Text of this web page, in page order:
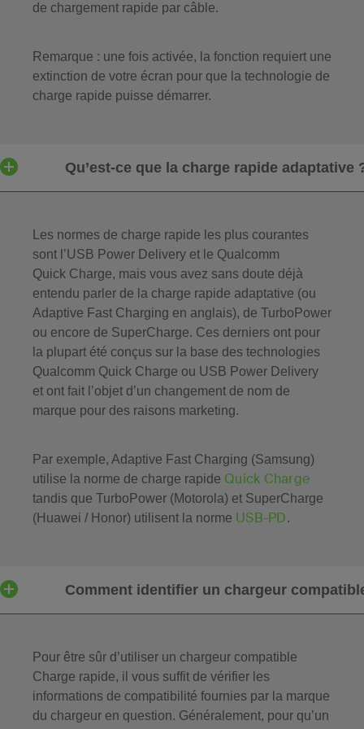
de chargement rapide par câble.
Remarque : une fois activée, la fonction requiert une
extinction de votre écran pour que la technologie de
charge rapide puisse démarrer.
Qu’est-ce que la charge rapide adaptative
Les normes de charge rapide les plus courantes
sont l’USB Power Delivery et le Qualcomm
Quick Charge, mais vous avez sans doute déjà
entendu parler de la charge rapide adaptative (ou
Adaptive Fast Charging en anglais), de TurboPower
ou encore de SuperCharge. Ces derniers ont pour
la plupart été conçus sur la base des technologies
Qualcomm Quick Charge ou USB Power Delivery
et ont fait l’objet d’un changement de nom de
marque pour des raisons marketing.
Par exemple, Adaptive Fast Charging (Samsung)
utilise la norme de charge rapide Quick Charge
tandis que TurboPower (Motorola) et SuperCharge
(Huawei / Honor) utilisent la norme USB-PD.
Comment identifier un chargeur
Pour être sûr d’utiliser un chargeur compatible
Charge rapide, il vous suffit de vérifier les
informations de compatibilité fournies par la marque
du chargeur en question. Généralement, pour qu’un